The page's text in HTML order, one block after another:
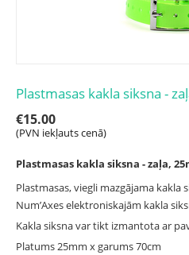
Plastmasas kakla siksna -
€15.00
(PVN iekļauts cenā)
Plastmasas kakla siksna - zaļa,
Plastmasas, viegli mazgājama kakla
Num’Axes elektroniskajām kakla
Kakla siksna var tikt izmantota ar
Platums 25mm x garums 70cm